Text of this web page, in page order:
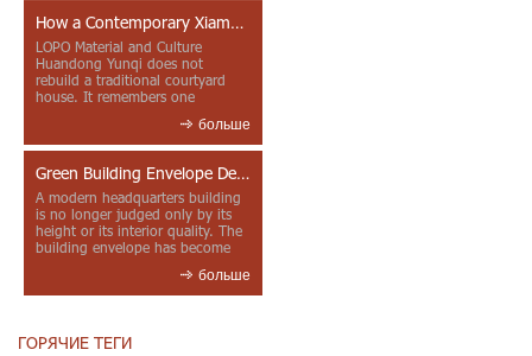
How a Contemporary Xiamen Project Reframes Minnan Red Brick
LOPO Material and Culture
Huandong Yunqi does not
rebuild a traditional courtyard
house. It remembers one
больше
Green Building Envelope Design: Clay Sunscreen Fins for Modern Headquarters Architecture
A modern headquarters building
is no longer judged only by its
height or its interior quality. The
building envelope has become
больше
ГОРЯЧИЕ ТЕГИ